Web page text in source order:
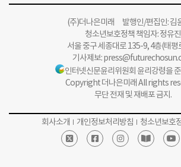
(주)더나은미래 발행인/편집인: 김
청소년보호정책 책임자: 정유진
서울 중구 세종대로 135-9, 4층(태평
기사제보:
인터넷신문윤리위원회 윤리강령을
Copyright 더나은미래 All rights
무단 전재 및 재배포 금지.
회사소개 개인정보처리방침 청소년보호